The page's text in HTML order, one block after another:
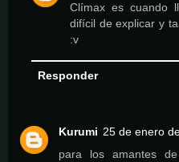
Clímax es cuando
difícil de explicar y
:v
Responder
Kurumi 25 de enero
para los amantes